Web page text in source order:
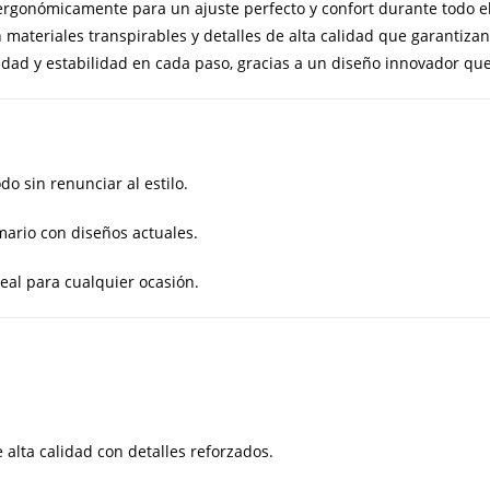
para un ajuste perfecto y confort durante todo
materiales transpirables y detalles de alta calidad que
y estabilidad en cada paso, gracias a un diseño innovador
sin renunciar al estilo.
con diseños actuales.
para cualquier ocasión.
calidad con detalles reforzados.